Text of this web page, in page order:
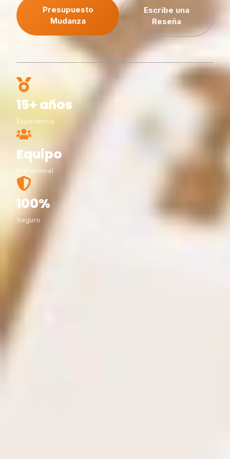
Presupuesto
Mudanza
Escribe una
Reseña
15+ años
Experiencia
Equipo
Profesional
100%
Seguro